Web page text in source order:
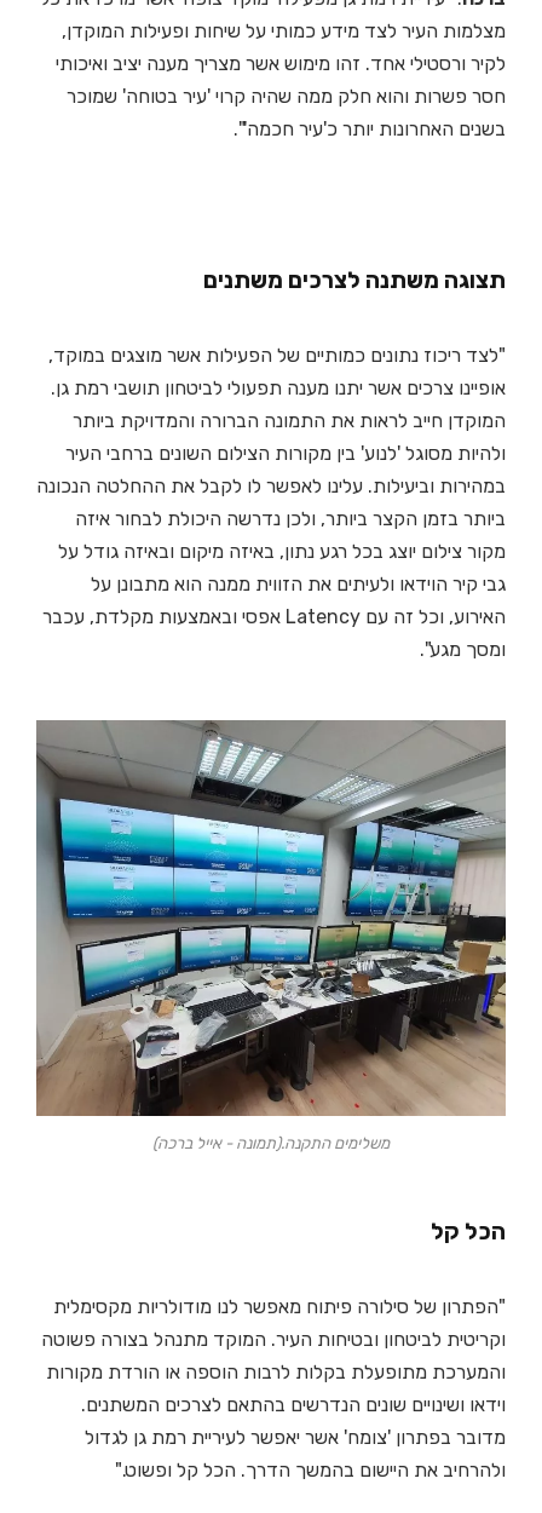
מצלמות העיר לצד מידע כמותי על שיחות ופעילות המוקדן,
לקיר ורסטילי אחד. זהו מימוש אשר מצריך מענה יציב ואיכותי
חסר פשרות והוא חלק ממה שהיה קרוי 'עיר בטוחה' שמוכר
בשנים האחרונות יותר כ'עיר חכמה'".
תצוגה משתנה לצרכים משתנים
"לצד ריכוז נתונים כמותיים של הפעילות אשר מוצגים במוקד,
אופיינו צרכים אשר יתנו מענה תפעולי לביטחון תושבי רמת גן.
המוקדן חייב לראות את התמונה הברורה והמדויקת ביותר
ולהיות מסוגל 'לנוע' בין מקורות הצילום השונים ברחבי העיר
במהירות וביעילות. עלינו לאפשר לו לקבל את ההחלטה הנכונה
ביותר בזמן הקצר ביותר, ולכן נדרשה היכולת לבחור איזה
מקור צילום יוצג בכל רגע נתון, באיזה מיקום ובאיזה גודל על
גבי קיר הוידאו ולעיתים את הזווית ממנה הוא מתבונן על
האירוע, וכל זה עם Latency אפסי ובאמצעות מקלדת, עכבר
ומסך מגע".
משלימים התקנה.(תמונה - אייל ברכה)
הכל קל
"הפתרון של סילורה פיתוח מאפשר לנו מודולריות מקסימלית
וקריטית לביטחון ובטיחות העיר. המוקד מתנהל בצורה פשוטה
והמערכת מתופעלת בקלות לרבות הוספה או הורדת מקורות
וידאו ושינויים שונים הנדרשים בהתאם לצרכים המשתנים.
מדובר בפתרון 'צומח' אשר יאפשר לעיריית רמת גן לגדול
ולהרחיב את היישום בהמשך הדרך. הכל קל ופשוט."